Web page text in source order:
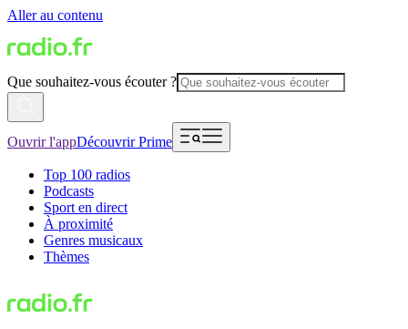
Aller au contenu
Que souhaitez-vous écouter ?
Ouvrir l'appDécouvrir Prime
Top 100 radios
Podcasts
Sport en direct
À proximité
Genres musicaux
Thèmes